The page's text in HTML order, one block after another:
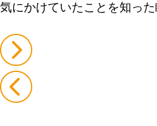
気にかけていたことを知った